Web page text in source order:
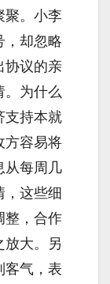
聚。小李
，却忽略
协议的亲
。为什么
支持本就
方容易将
从每周几
，这些细
整，合作
放大。另
客气，表